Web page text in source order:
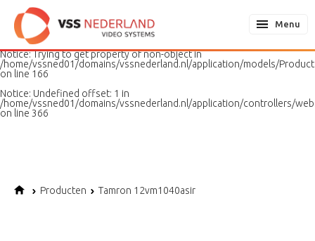
Notice: Undefined variable: page in
/home/vssned01/domains/vssnederland.nl/application/models/
on line
187
Notice: Trying to get property of non-object in
/home/vssned01/domains/vssnederland.nl/application/models/
on line 166
Notice: Undefined offset: 1 in
/home/vssned01/domains/vssnederland.nl/application/controllers/
on line 366
Menu
Producten Tamron 12vm1040asir